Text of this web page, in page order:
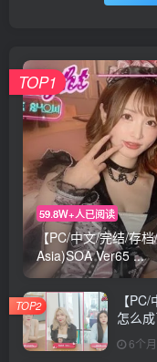
59.8W+人已阅读
【PC/中文/完结/存
Asia)SOA Ver65 ...
TOP1
【
怎么
AV
6个
TOP2